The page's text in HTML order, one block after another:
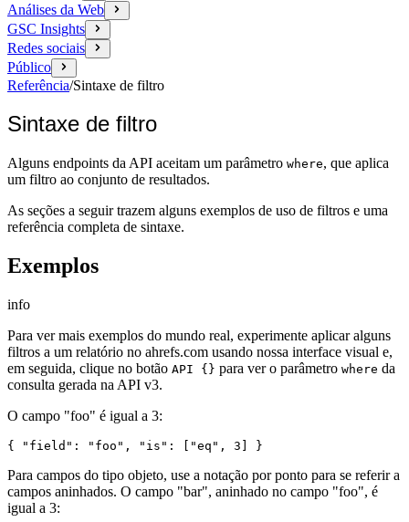
Análises da Web
GSC Insights
Redes sociais
Público
Referência/Sintaxe de filtro
Sintaxe de filtro
Alguns endpoints da API aceitam um parâmetro where, que aplica
um filtro ao conjunto de resultados.
As seções a seguir trazem alguns exemplos de uso de filtros e uma
referência completa de sintaxe.
Exemplos
info
Para ver mais exemplos do mundo real, experimente aplicar alguns
filtros a um relatório no ahrefs.com usando nossa interface visual e,
em seguida, clique no botão API {} para ver o parâmetro where da
consulta gerada na API v3.
O campo "foo" é igual a 3:
Para campos do tipo objeto, use a notação por ponto para se referir a
campos aninhados. O campo "bar", aninhado no campo "foo", é
igual a 3: